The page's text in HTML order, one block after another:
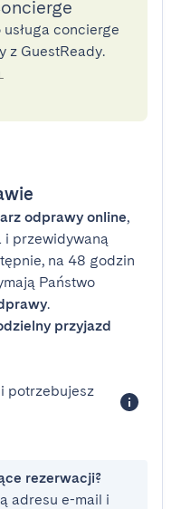
concierge
z GuestReady.
odprawy online,
i przewidywaną
na 48 godzin
Państwo
.
przyjazd
potrzebujesz
rezerwacji?
adresu e-mail i